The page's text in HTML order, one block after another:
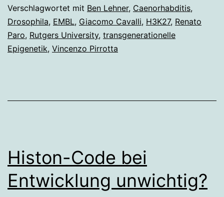
doch!
Verschlagwortet mit Ben Lehner, Caenorhabditis,
Drosophila, EMBL, Giacomo Cavalli, H3K27, Renato
Paro, Rutgers University, transgenerationelle
Epigenetik, Vincenzo Pirrotta
Histon-Code bei
Entwicklung unwichtig?